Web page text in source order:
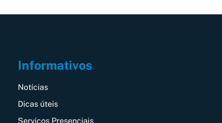
Informativos
Notícias
Dicas úteis
Serviços Presenciais